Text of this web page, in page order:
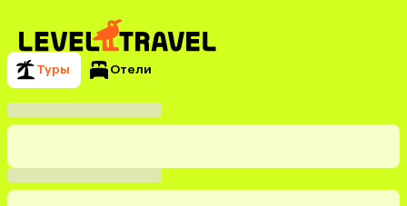
Туры Отели